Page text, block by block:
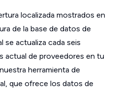
localizada mostrados en
de la base de datos de
se actualiza cada seis
actual de proveedores en tu
herramienta de
que ofrece los datos de